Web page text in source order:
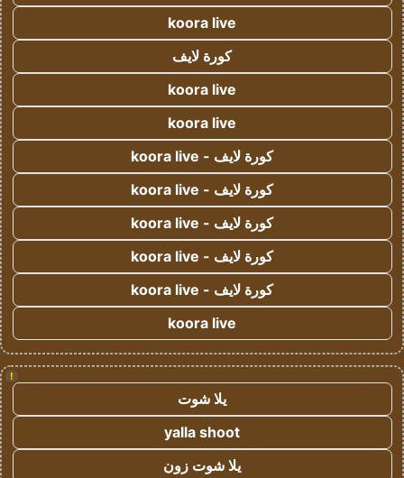
koora live
كورة لايف
koora live
koora live
كورة لايف - koora live
كورة لايف - koora live
كورة لايف - koora live
كورة لايف - koora live
كورة لايف - koora live
koora live
!
يلا شوت
yalla shoot
يلا شوت زون